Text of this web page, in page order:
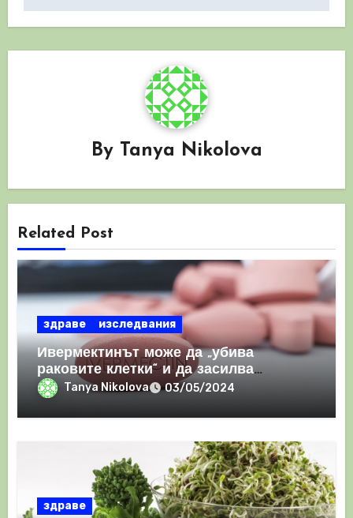
By Tanya Nikolova
Related Post
здраве изследвания
Ивермектинът може да „убива
раковите клетки“ и да засилва
имунния отговор
Tanya Nikolova 03/05/2024
здраве